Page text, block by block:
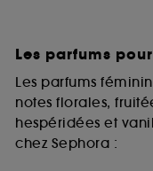
Les parfums
Les parfums
notes florales,
hespéridées et
chez Sephora :